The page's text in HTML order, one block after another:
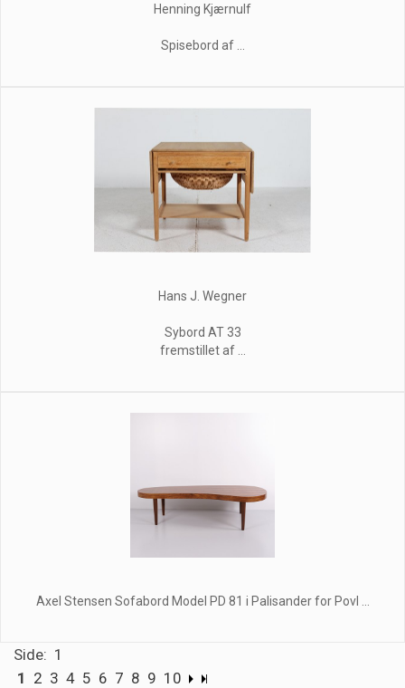
Henning Kjærnulf
Spisebord af ...
Hans J. Wegner
Sybord AT 33
fremstillet af ...
Axel Stensen Sofabord Model PD 81 i Palisander for Povl ...
Side: 1
1 2 3 4 5 6 7 8 9 10